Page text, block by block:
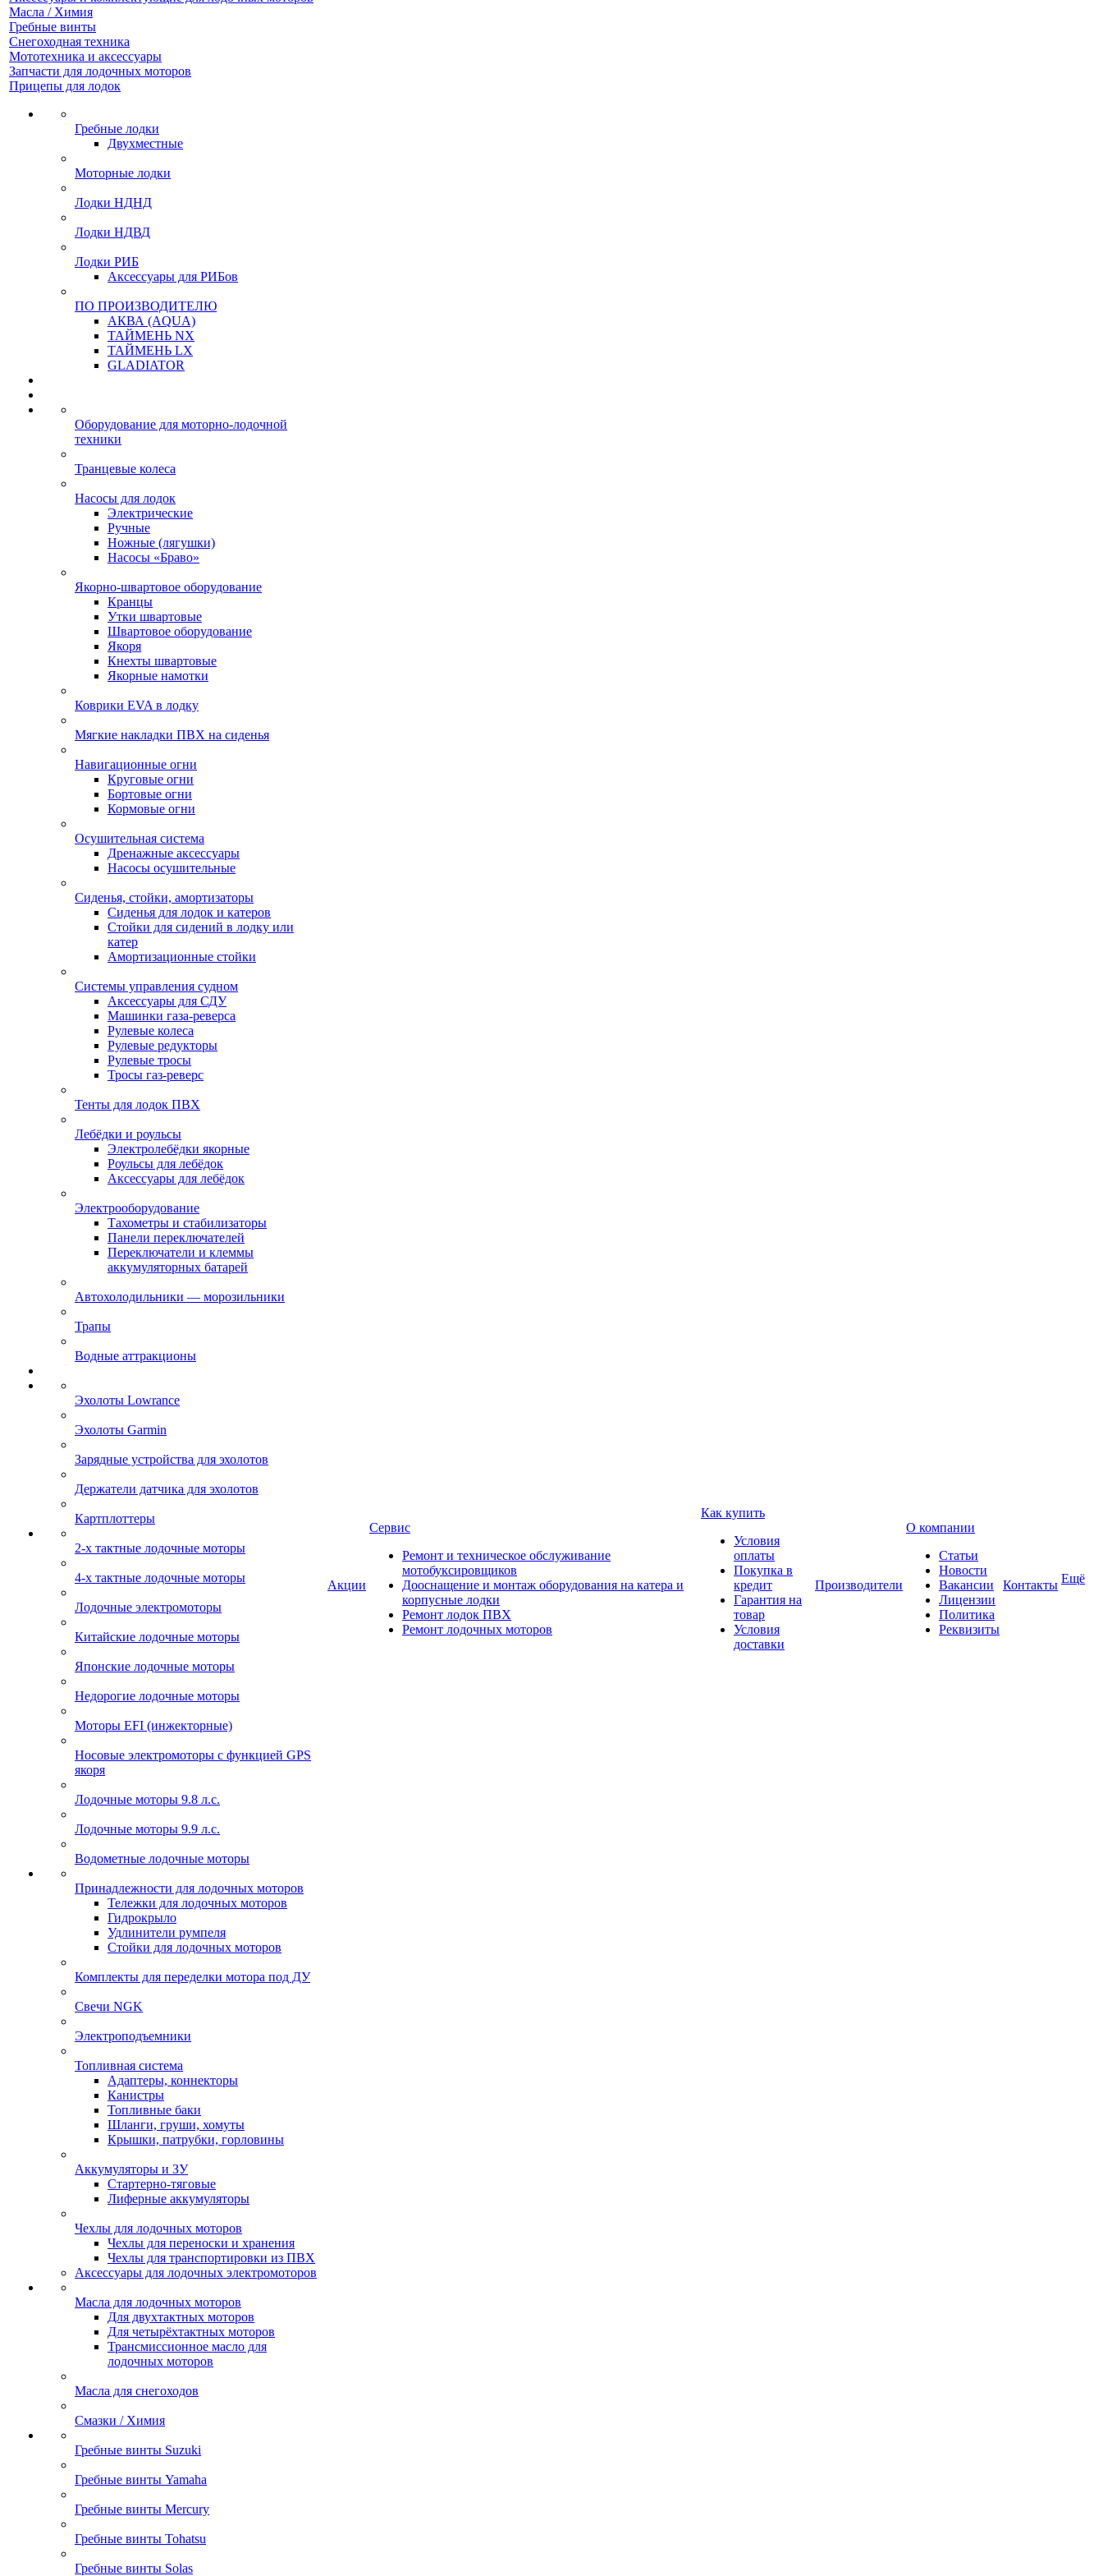
Масла / Химия
Гребные винты
Снегоходная техника
Мототехника и аксессуары
Запчасти для лодочных моторов
Прицепы для лодок
Гребные лодки
Двухместные
Моторные лодки
Лодки НДНД
Лодки НДВД
Лодки РИБ
Аксессуары для РИБов
ПО ПРОИЗВОДИТЕЛЮ
АКВА (AQUA)
ТАЙМЕНЬ NX
ТАЙМЕНЬ LX
GLADIATOR
Оборудование для моторно-лодочной
техники
Транцевые колеса
Насосы для лодок
Электрические
Ручные
Ножные (лягушки)
Насосы «Браво»
Якорно-швартовое оборудование
Кранцы
Утки швартовые
Швартовое оборудование
Якоря
Кнехты швартовые
Якорные намотки
Коврики EVA в лодку
Мягкие накладки ПВХ на сиденья
Навигационные огни
Круговые огни
Бортовые огни
Кормовые огни
Осушительная система
Дренажные аксессуары
Насосы осушительные
Сиденья, стойки, амортизаторы
Сиденья для лодок и катеров
Стойки для сидений в лодку или
катер
Амортизационные стойки
Системы управления судном
Аксессуары для СДУ
Машинки газа-реверса
Рулевые колеса
Рулевые редукторы
Рулевые тросы
Тросы газ-реверс
Тенты для лодок ПВХ
Лебёдки и роульсы
Электролебёдки якорные
Роульсы для лебёдок
Аксессуары для лебёдок
Электрооборудование
Тахометры и стабилизаторы
Панели переключателей
Переключатели и клеммы
аккумуляторных батарей
Автохолодильники — морозильники
Трапы
Водные аттракционы
Эхолоты Lowrance
Эхолоты Garmin
Зарядные устройства для эхолотов
Держатели датчика для эхолотов
Картплоттеры
2-х тактные лодочные моторы
4-х тактные лодочные моторы
Лодочные электромоторы
Китайские лодочные моторы
Японские лодочные моторы
Недорогие лодочные моторы
Моторы EFI (инжекторные)
Носовые электромоторы с функцией GPS
якоря
Лодочные моторы 9.8 л.с.
Лодочные моторы 9.9 л.с.
Водометные лодочные моторы
Принадлежности для лодочных моторов
Тележки для лодочных моторов
Гидрокрыло
Удлинители румпеля
Стойки для лодочных моторов
Комплекты для переделки мотора под ДУ
Свечи NGK
Электроподъемники
Топливная система
Адаптеры, коннекторы
Канистры
Топливные баки
Шланги, груши, хомуты
Крышки, патрубки, горловины
Аккумуляторы и ЗУ
Стартерно-тяговые
Лиферные аккумуляторы
Чехлы для лодочных моторов
Чехлы для переноски и хранения
Чехлы для транспортировки из ПВХ
Аксессуары для лодочных электромоторов
Масла для лодочных моторов
Для двухтактных моторов
Для четырёхтактных моторов
Трансмиссионное масло для
лодочных моторов
Масла для снегоходов
Смазки / Химия
Гребные винты Suzuki
Гребные винты Yamaha
Гребные винты Mercury
Гребные винты Tohatsu
Гребные винты Solas
Акции
Сервис
Ремонт и техническое обслуживание
мотобуксировщиков
Дооснащение и монтаж оборудования на катера и
корпусные лодки
Ремонт лодок ПВХ
Ремонт лодочных моторов
Как купить
Условия
оплаты
Покупка в
кредит
Гарантия на
товар
Условия
доставки
Производители
О компании
Статьи
Новости
Вакансии
Лицензии
Политика
Реквизиты
Контакты Ещё